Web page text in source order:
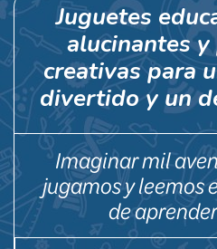
Juguetes
alucinantes
creativas para
divertido y un
Imaginar mil
jugamos y leemos
de